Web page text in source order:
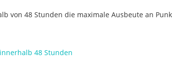
von 48 Stunden die maximale Ausbeute an
48 Stunden